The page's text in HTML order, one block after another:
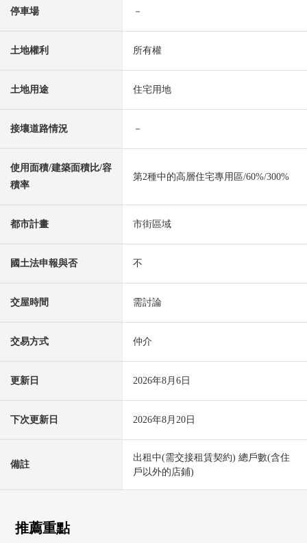
停車場 －
土地權利 所有權
土地用途 住宅用地
接壤道路情況 －
使用面積/建築面積比/容
積率
第2種中的高層住宅專用區/60%/300%
都市計畫 市街區域
國土法申報與否 不
交屋時間 需討論
交易方式 仲介
更新日 2026年8月6日
下次更新日 2026年8月20日
備註
出租中(需交接租賃契約) 總戶數(含住
戶以外的店鋪)
推薦重點